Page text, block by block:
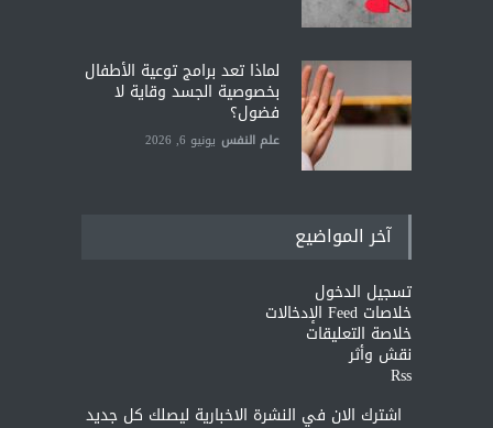
لماذا تعد برامج توعية الأطفال
بخصوصية الجسد وقاية لا
فضول؟
علم النفس يونيو 6, 2026
آخر المواضيع
تسجيل الدخول
خلاصات Feed الإدخالات
خلاصة التعليقات
نقش وأثر
Rss
اشترك الان في النشرة الاخبارية ليصلك كل جديد